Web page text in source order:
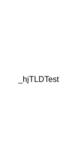
_hjTLDTest